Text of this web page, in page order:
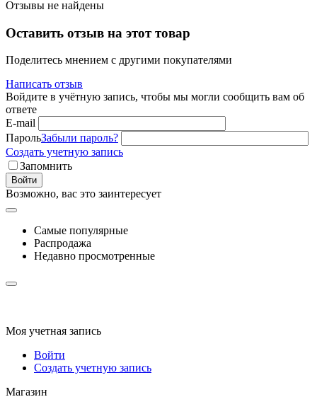
Отзывы не найдены
Оставить отзыв на этот товар
Поделитесь мнением с другими покупателями
Написать отзыв
Войдите в учётную запись, чтобы мы могли сообщить вам об
ответе
E-mail
ПарольЗабыли пароль?
Создать учетную запись
Запомнить
Войти
Возможно, вас это заинтересует
Самые популярные
Распродажа
Недавно просмотренные
Моя учетная запись
Войти
Создать учетную запись
Магазин